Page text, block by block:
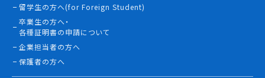
留学生の方へ(for Foreign Student)
卒業生の方へ・
各種証明書の申請について
企業担当者の方へ
保護者の方へ